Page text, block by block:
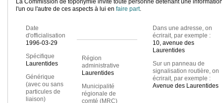
La Commission de toponymie invite toute personne détenant une
l'un ou l'autre de ces aspects à lui en faire part.
Date
d'officialisation
1996-03-29
Spécifique
Laurentides
Générique
(avec ou sans
particules de
liaison)
Région
administrative
Laurentides
Municipalité
régionale de
comté (MRC)
Dans une adresse, on
écrirait, par exemple :
10, avenue des
Laurentides
Sur un panneau de
signalisation routière, on
écrirait, par exemple :
Avenue des Laurentides